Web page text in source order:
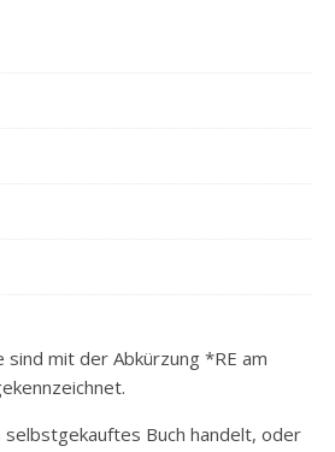
sind mit der Abkürzung *RE am
selbstgekauftes Buch handelt, oder